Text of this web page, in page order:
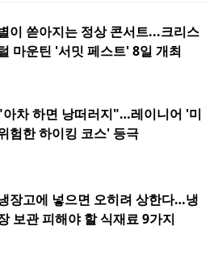
이 쏟아지는 정상 콘서트...크리스
마운틴 '서밋 페스트' 8일 개최
차 하면 낭떠러지"…레이니어 '미
험한 하이킹 코스' 등극
장고에 넣으면 오히려 상한다…냉
보관 피해야 할 식재료 9가지